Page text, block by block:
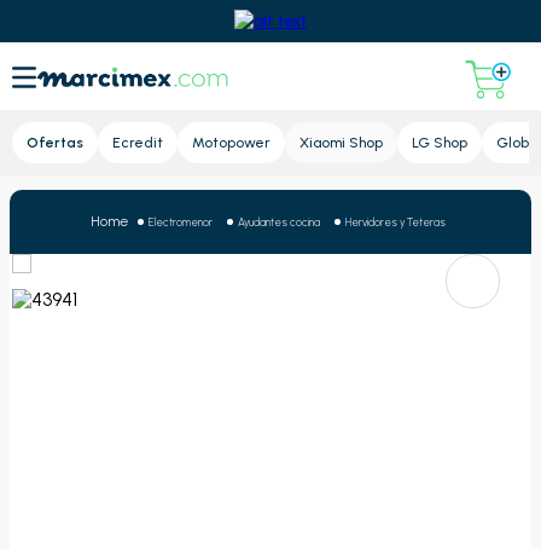
Ofertas Ecredit Motopower Xiaomi Shop LG Shop Global
Electromenor Ayudantes cocina Hervidores y Teteras